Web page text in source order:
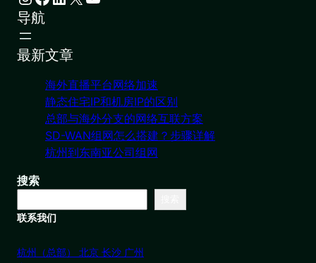
导航
最新文章
海外直播平台网络加速
静态住宅IP和机房IP的区别
总部与海外分支的网络互联方案
SD-WAN组网怎么搭建？步骤详解
杭州到东南亚公司组网
搜索
联系我们
杭州（总部） 北京 长沙 广州